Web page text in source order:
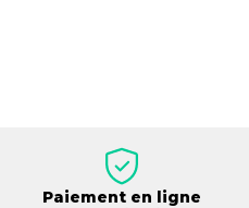
Paiement en ligne